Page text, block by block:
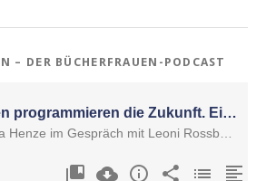
– DER BÜCHERFRAUEN-PODCAST